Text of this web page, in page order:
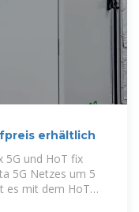
erhältlich
5G und HoT fix
5G Netzes um 5
es mit dem HoT